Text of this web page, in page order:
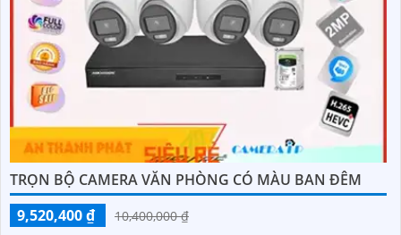
TRỌN BỘ CAMERA VĂN PHÒNG CÓ MÀU BAN ĐÊM
9,520,400 ₫
10,400,000 ₫